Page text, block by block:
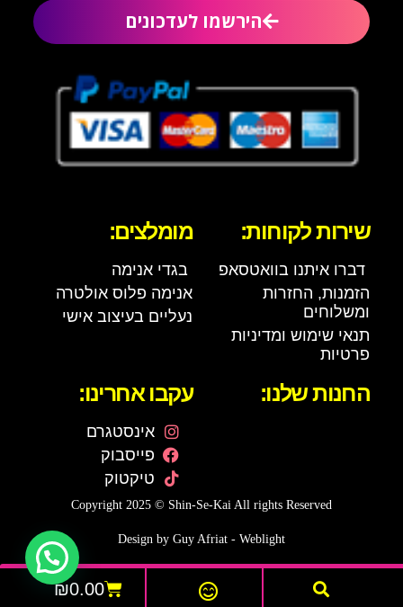
הירשמו לעדכונים
שירות לקוחות:
דברו איתנו בוואטסאפ
הזמנות, החזרות
ומשלוחים
תנאי שימוש ומדיניות
פרטיות
מומלצים:
בגדי אנימה
אנימה פלוס אולטרה
נעליים בעיצוב אישי
החנות שלנו: עקבו אחרינו:
אינסטגרם
פייסבוק
טיקטוק
Copyright 2025 © Shin-Se-Kai All rights Reserved
Design by Guy Afriat - Weblight
₪0.00